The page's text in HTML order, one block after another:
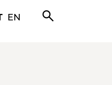
EN search